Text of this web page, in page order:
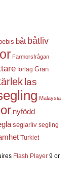
bebis båt båtliv
Farmorsfrågan
förlag Gran
las
Malaysia
nyfödd
seglarliv segling
Turkiet
Flash Player 9 or